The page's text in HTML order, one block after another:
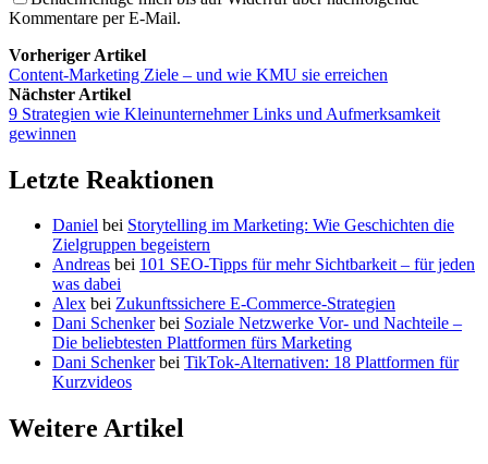
Kommentare per E-Mail.
Vorheriger Artikel
Content-Marketing Ziele – und wie KMU sie erreichen
Nächster Artikel
9 Strategien wie Kleinunternehmer Links und Aufmerksamkeit
gewinnen
Letzte Reaktionen
Daniel bei Storytelling im Marketing: Wie Geschichten die
Zielgruppen begeistern
Andreas bei 101 SEO-Tipps für mehr Sichtbarkeit – für jeden
was dabei
Alex bei Zukunftssichere E-Commerce-Strategien
Dani Schenkerbei Soziale Netzwerke Vor- und Nachteile –
Die beliebtesten Plattformen fürs Marketing
Dani Schenkerbei TikTok-Alternativen: 18 Plattformen für
Kurzvideos
Weitere Artikel